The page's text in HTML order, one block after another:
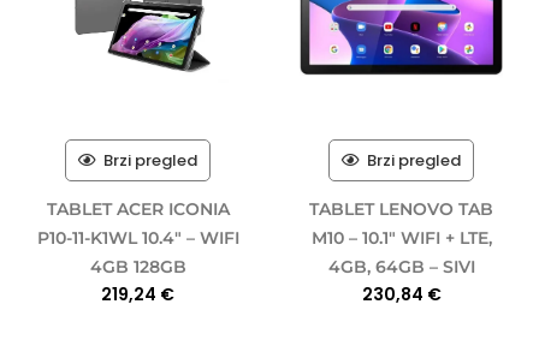
Brzi pregled
TABLET ACER ICONIA
P10-11-K1WL 10.4″ – WIFI
4GB 128GB
219,24 €
Brzi pregled
TABLET LENOVO TAB
M10 – 10.1″ WIFI + LTE,
4GB, 64GB – SIVI
230,84 €